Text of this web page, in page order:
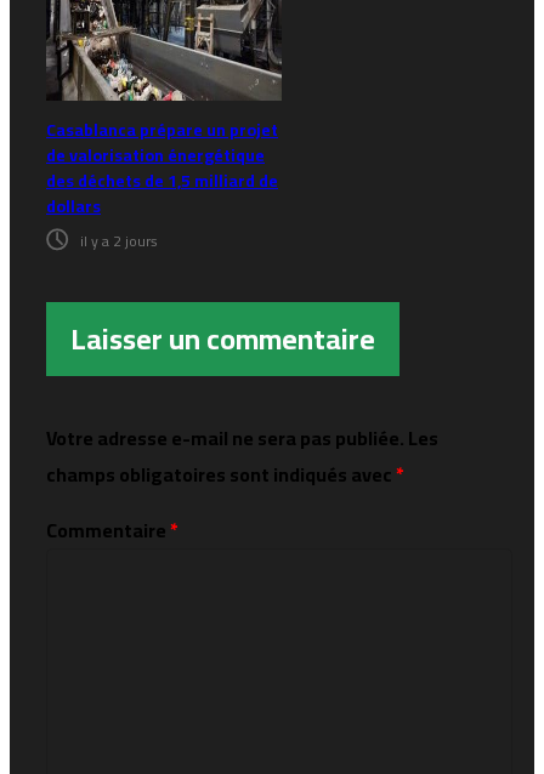
Casablanca prépare un projet
de valorisation énergétique
des déchets de 1,5 milliard de
dollars
il y a 2 jours
Laisser un commentaire
Votre adresse e-mail ne sera pas publiée.Les
champs obligatoires sont indiqués avec*
Commentaire*